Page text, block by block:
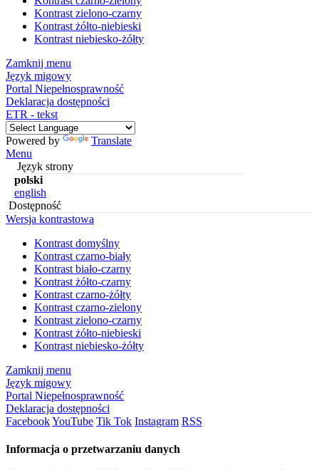
Kontrast zielono-czarny
Kontrast żółto-niebieski
Kontrast niebiesko-żółty
Zamknij menu
Język migowy
Portal Niepełnosprawność
Deklaracja dostępności
ETR - tekst
Powered by
Translate
Menu
Język strony
polski
english
Dostępność
Wersja kontrastowa
Kontrast domyślny
Kontrast czarno-biały
Kontrast biało-czarny
Kontrast żółto-czarny
Kontrast czarno-żółty
Kontrast czarno-zielony
Kontrast zielono-czarny
Kontrast żółto-niebieski
Kontrast niebiesko-żółty
Zamknij menu
Język migowy
Portal Niepełnosprawność
Deklaracja dostępności
FacebookYouTube Tik Tok Instagram RSS
Informacja o przetwarzaniu danych